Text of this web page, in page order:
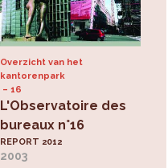
Overzicht van het
kantorenpark
16
L'Observatoire des
bureaux n°16
REPORT 2012
2003